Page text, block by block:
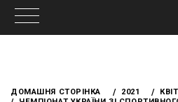
ДОМАШНЯ СТОРІНКА 2021